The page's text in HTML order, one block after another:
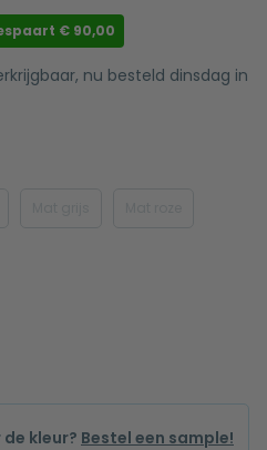
€ 90,00
nu besteld dinsdag in
kleur? Bestel een sample!